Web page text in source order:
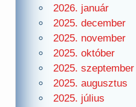
2026. január
2025. december
2025. november
2025. október
2025. szeptember
2025. augusztus
2025. július